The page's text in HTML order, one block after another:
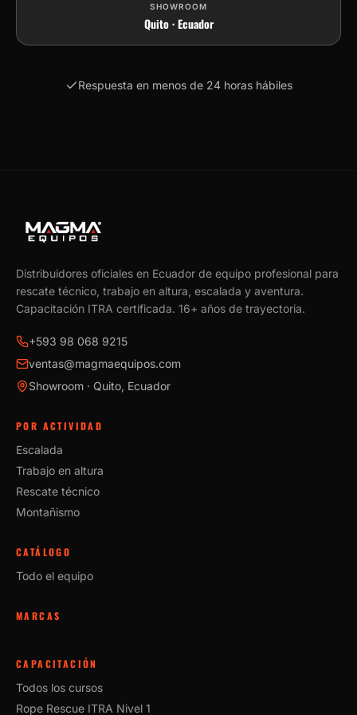
SHOWROOM
Quito · Ecuador
Respuesta en menos de 24 horas hábiles
Distribuidores oficiales en Ecuador de equipo profesional para
rescate técnico, trabajo en altura, escalada y aventura.
Capacitación ITRA certificada. 16+ años de trayectoria.
+593 98 068 9215
ventas@magmaequipos.com
Showroom · Quito, Ecuador
POR ACTIVIDAD
Escalada
Trabajo en altura
Rescate técnico
Montañismo
CATÁLOGO
Todo el equipo
MARCAS
CAPACITACIÓN
Todos los cursos
Rope Rescue ITRA Nivel 1